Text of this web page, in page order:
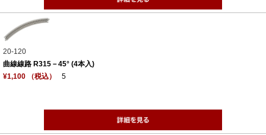
20-120
曲線線路 R315－45° (4本入)
¥1,100 （税込）
5